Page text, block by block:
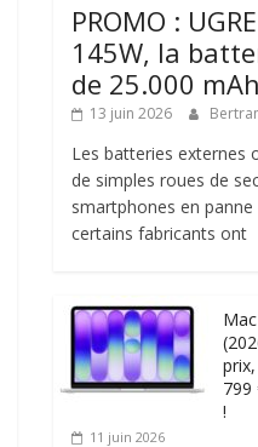
PROMO :
145W, la
de 25.000
13 juin 2026
Les batteries externes
de simples roues de
smartphones en panne
certains fabricants ont
799
!
11 juin 2026